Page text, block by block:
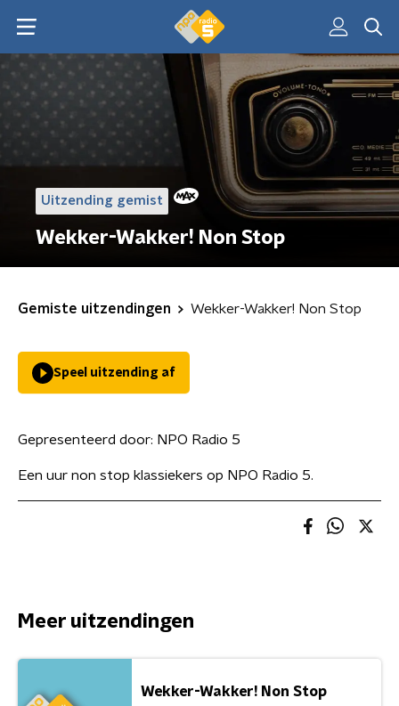
Uitzending gemist
Wekker-Wakker! Non Stop
Gemiste uitzendingen Wekker-Wakker! Non Stop
Speel uitzending af
Gepresenteerd door: NPO Radio 5
Een uur non stop klassiekers op NPO Radio 5.
Meer uitzendingen
Wekker-Wakker! Non Stop